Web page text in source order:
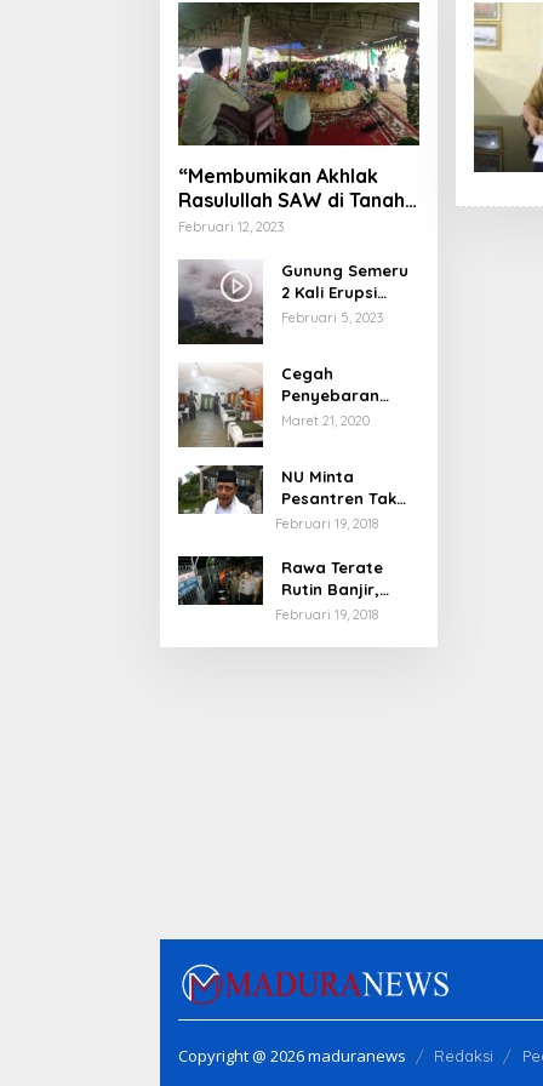
“Membumikan Akhlak
Rasulullah SAW di Tanah
Nusantara”
Februari 12, 2023
Gunung Semeru
2 Kali Erupsi
dengan Tinggi
Februari 5, 2023
Cegah
Penyebaran
Virus Corona,
Pelayanan
Maret 21, 2020
NU Minta
Pesantren Tak
Terprovokasi
Februari 19, 2018
Rawa Terate
Rutin Banjir,
Anies Bakal Cek
Februari 19, 2018
Copyright @ 2026 maduranews Redaksi